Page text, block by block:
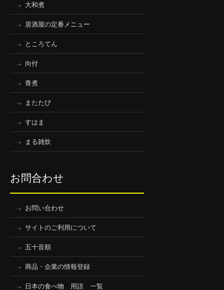
大和煮
居酒屋の定番メニュー
ところてん
向付
青煮
またたび
すはま
まる雑炊
お問合わせ
お問い合わせ
サイトのご利用について
五十音順
商品・企業の情報登録
日本の食べ物 用語 一覧